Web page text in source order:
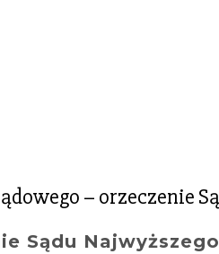
Sądu Najwyższego